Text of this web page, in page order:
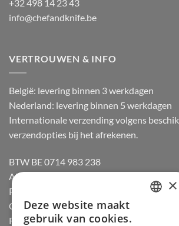
+32 498 14 23 43
info@chefandknife.be
VERTROUWEN & INFO
België: levering binnen 3 werkdagen
Nederland: levering binnen 5 werkdagen
Internationale verzending volgens
verzendopties bij het afrekenen.
BTW BE 0714 983 238
Algemene voorwaarden
Privacybeleid
Cookiebeleid
Retourneren
×
Deze website maakt
gebruik van cookies.